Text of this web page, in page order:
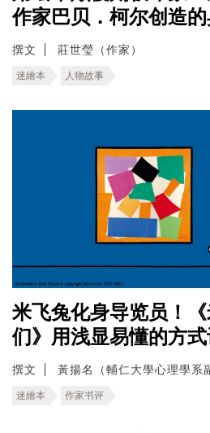
作家巴贝．柯尔创造
撰文 莊世瑩（作家）
迷繪本 人物故事
米飞兔化身导览员！
们》用浅显易懂的方
撰文 黃揚名（輔仁大學心理學系
迷繪本 作家书评